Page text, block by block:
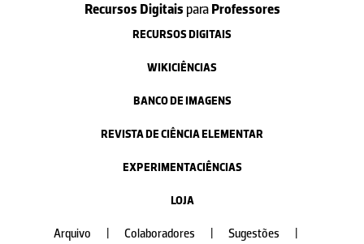
Recursos Digitais paraProfessores
RECURSOS DIGITAIS
WIKICIÊNCIAS
BANCO DE IMAGENS
REVISTA DE CIÊNCIA ELEMENTAR
EXPERIMENTACIÊNCIAS
LOJA
Arquivo Colaboradores Sugestões